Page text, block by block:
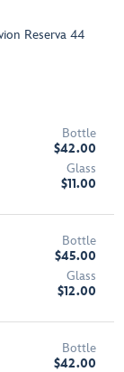
Reserva 44
Bottle
$42.00
Glass
$11.00
Bottle
$45.00
Glass
$12.00
Bottle
$42.00